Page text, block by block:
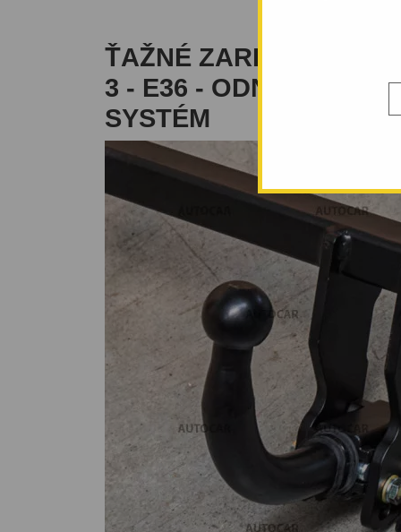
ŤAŽNÉ ZARIADENIE
3 - E36 -
SYSTÉM